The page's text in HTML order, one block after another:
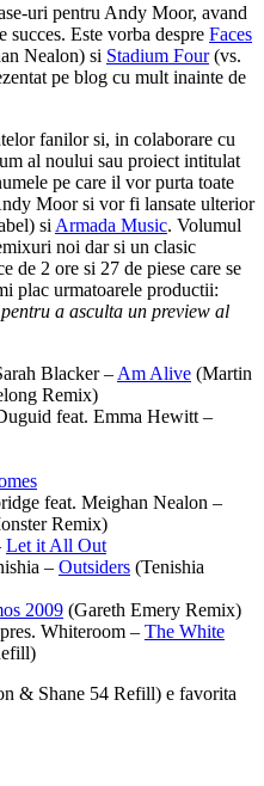
uri pentru Andy Moor, avand
succes. Este vorba despre Faces
Nealon) si Stadium Four(vs.
pe blog cu mult inainte de
fanilor si, in colaborare cu
al noului sau proiect intitulat
pe care il vor purta toate
Moor si vor fi lansate ulterior
si Armada Music. Volumul
noi dar si un clasic
de 2 ore si 27 de piese care se
plac urmatoarele productii:
pentru a asculta un preview al
Blacker – Am Alive (Martin
Remix)
feat. Emma Hewitt –
feat. Meighan Nealon –
Remix)
Let it All Out
– Outsiders (Tenishia
2009 (Gareth Emery Remix)
Whiteroom – The White
& Shane 54 Refill) e favorita